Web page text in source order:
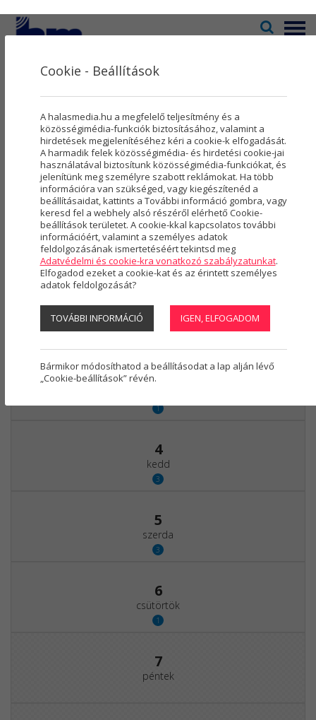
Menü
Televízió
Kultúra
Rovatok
Újság
Városmarketing
Szolgáltatások
Rólunk
Hasznos
Regisztráció
Programnaptár
2026. augusztus
1
szombat
vasárnap
3
1
4
3
kedd
5
3
szerda
6
1
csütörtök
7
péntek
Cookie - Beállítások
A halasmedia.hu a megfelelő teljesítmény és a
közösségimédia-funkciók biztosításához, valamint a
hirdetések megjelenítéséhez kéri a cookie-k elfogadását.
A harmadik felek közösségimédia- és hirdetési cookie-jai
használatával biztosítunk közösségimédia-funkciókat, és
jelenítünk meg személyre szabott reklámokat. Ha több
információra van szükséged, vagy kiegészítenéd a
beállításaidat, kattints a További információ gombra, vagy
keresd fel a webhely alsó részéről elérhető Cookie-
beállítások területet. A cookie-kkal kapcsolatos további
információért, valamint a személyes adatok
feldolgozásának ismertetéséért tekintsd meg
Adatvédelmi és cookie-kra vonatkozó szabályzatunkat.
Elfogadod ezeket a cookie-kat és az érintett személyes
adatok feldolgozását?
TOVÁBBI INFORMÁCIÓ IGEN, ELFOGADOM
Bármikor módosíthatod a beállításodat a lap alján lévő
„Cookie-beállítások” révén.